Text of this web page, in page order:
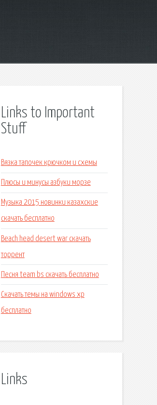
Links to Important
Stuff
Вязка тапочек крючком и схемы
Плюсы и минусы азбуки морзе
Музыка 2015 новинки казахские
скачать бесплатно
Beach head desert war скачать
торрент
Песня team bs скачать бесплатно
Скачать темы на windows xp
бесплатно
Links